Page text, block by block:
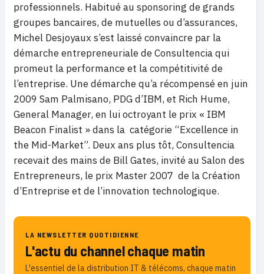
professionnels. Habitué au sponsoring de grands
groupes bancaires, de mutuelles ou d’assurances,
Michel Desjoyaux s’est laissé convaincre par la
démarche entrepreneuriale de Consultencia qui
promeut la performance et la compétitivité de
l’entreprise. Une démarche qu’a récompensé en juin
2009 Sam Palmisano, PDG d’IBM, et Rich Hume,
General Manager, en lui octroyant le prix « IBM
Beacon Finalist » dans la catégorie “Excellence in
the Mid-Market”. Deux ans plus tôt, Consultencia
recevait des mains de Bill Gates, invité au Salon des
Entrepreneurs, le prix Master 2007 de la Création
d’Entreprise et de l’innovation technologique.
LA NEWSLETTER QUOTIDIENNE
L'actu du channel chaque matin
L'essentiel de la distribution IT & télécoms, chaque matin